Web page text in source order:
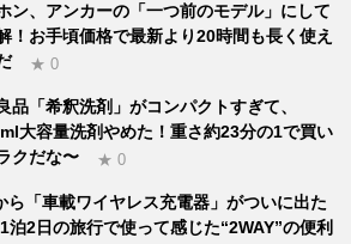
ン、アンカーの「一つ前のモデル」にして
！お手頃価格で最新より20時間も長く使え
★ 0
品「希釈洗剤」がコンパクトすぎて、
大容量洗剤やめた！重さ約23分の1で買い
クだな〜
★ 0
ら「車載ワイヤレス充電器」がついに出た
泊2日の旅行で使って感じた“2WAY”の便利